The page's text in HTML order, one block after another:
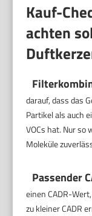
Kauf-
achten
darauf, dass das
Partikel als auch
VOCs hat. Nur so
Moleküle
Passender
einen CADR-
zu kleiner CADR